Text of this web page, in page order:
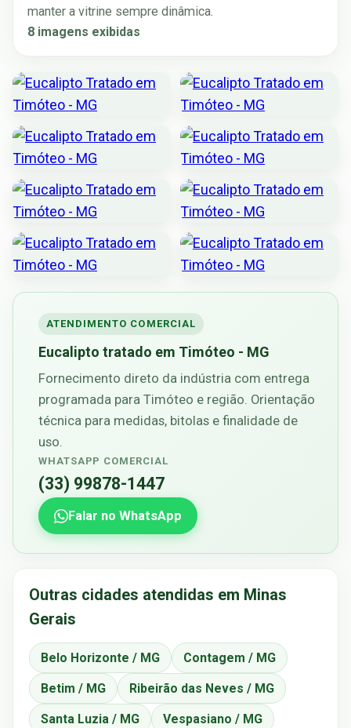
manter a vitrine sempre dinâmica.
8 imagens exibidas
ATENDIMENTO COMERCIAL
Eucalipto tratado em Timóteo - MG
Fornecimento direto da indústria com entrega
programada para Timóteo e região. Orientação
técnica para medidas, bitolas e finalidade de
uso.
WHATSAPP COMERCIAL
(33) 99878-1447
Falar no WhatsApp
Outras cidades atendidas em Minas
Gerais
Belo Horizonte / MG Contagem / MG
Betim / MG Ribeirão das Neves / MG
Santa Luzia / MG Vespasiano / MG